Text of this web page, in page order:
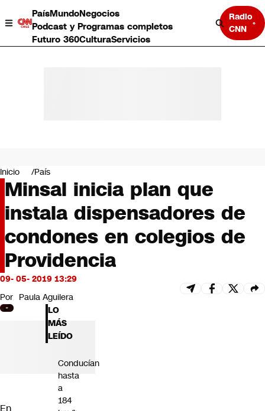
PaísMundoNegocios
Podcast y Programas completos
Futuro 360CulturaServicios
Radio
CNN
Negocios
Deportes
Programas completos
Cultura
Servicios
Bits
CNN tiempo
Futuro 360
Inicio País
Minsal inicia plan que
instala dispensadores de
condones en colegios de
Providencia
09- 05- 2019 13:29
Por Paula Aguilera
En
LO
MÁS
LEÍDO
Conducían
hasta
a
184